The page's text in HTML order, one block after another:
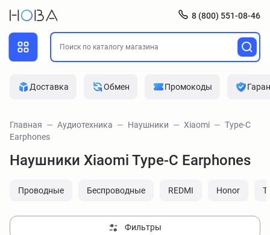
8 (800) 551-08-46
Доставка Обмен Промокоды
Главная Аудиотехника Наушники Xiaomi
Type-C
Earphones
Наушники Xiaomi Type-C Earphones
Проводные Беспроводные REDMI Honor
Фильтры